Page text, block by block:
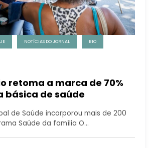
NOTÍCIAS DO JORNAL RIO
retoma a marca de 70%
básica de saúde
de Saúde incorporou mais de 200
Saúde da família O…